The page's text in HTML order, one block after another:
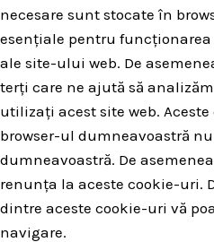
necesare sunt stocate în
esențiale pentru
ale site-ului web. De
terți care ne ajută să
utilizați acest site web.
browser-ul dumneavoastră
dumneavoastră. De
renunța la aceste cookie-uri.
dintre aceste cookie-uri vă
navigare.